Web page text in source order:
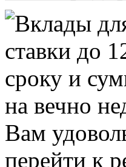
на вечно
Вам
перейти к